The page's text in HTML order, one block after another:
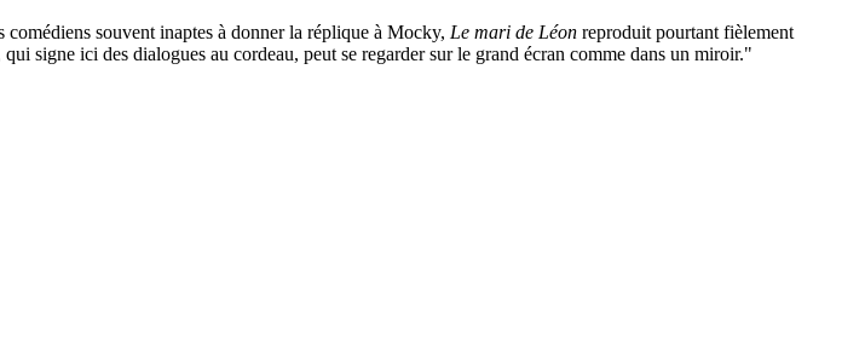
souvent inaptes à donner la réplique à Mocky, Le mari de Léon reproduit pourtant fièlement
signe ici des dialogues au cordeau, peut se regarder sur le grand écran comme dans un miroir."